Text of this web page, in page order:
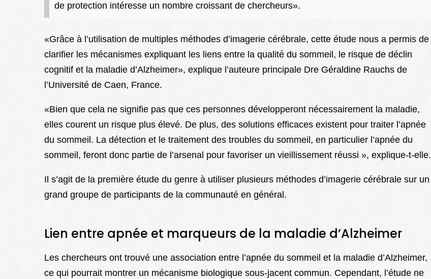
de protection intéresse un nombre croissant de chercheurs».
«Grâce à l’utilisation de multiples méthodes d’imagerie cérébrale, cette étude nous a permis de
clarifier les mécanismes expliquant les liens entre la qualité du sommeil, le risque de déclin
cognitif et la maladie d’Alzheimer», explique l’auteure principale Dre Géraldine Rauchs de
l’Université de Caen, France.
«Bien que cela ne signifie pas que ces personnes développeront nécessairement la maladie,
elles courent un risque plus élevé. De plus, des solutions efficaces existent pour traiter l’apnée
du sommeil. La détection et le traitement des troubles du sommeil, en particulier l’apnée du
sommeil, feront donc partie de l’arsenal pour favoriser un vieillissement réussi », explique-t-elle.
Il s’agit de la première étude du genre à utiliser plusieurs méthodes d’imagerie cérébrale sur un
grand groupe de participants de la communauté en général.
Lien entre apnée et marqueurs de la maladie d’Alzheimer
Les chercheurs ont trouvé une association entre l’apnée du sommeil et la maladie d’Alzheimer,
ce qui pourrait montrer un mécanisme biologique sous-jacent commun. Cependant, l’étude ne